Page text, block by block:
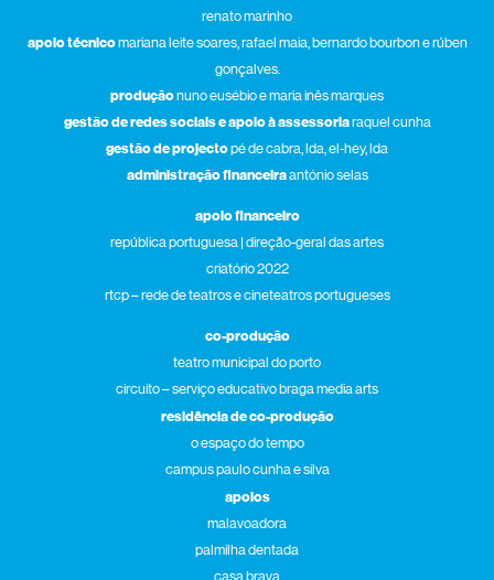
renato marinho
apoio técnicomariana leite soares, rafael maia, bernardo bourbon e rúben
gonçalves.
produçãonuno eusébio e maria inês marques
gestão de redes sociais e apoio à assessoriaraquel cunha
gestão de projectopé de cabra, lda, el-hey, lda
administração financeiraantónio selas
apoio financeiro
república portuguesa | direção-geral das artes
criatório 2022
rtcp – rede de teatros e cineteatros portugueses
co-produção
teatro municipal do porto
circuito – serviço educativo braga media arts
residência de co-produção
o espaço do tempo
campus paulo cunha e silva
apoios
malavoadora
palmilha dentada
casa brava